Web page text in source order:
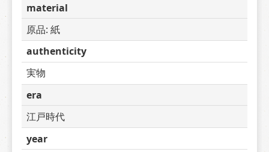
material
原品: 紙
authenticity
実物
era
江戸時代
year